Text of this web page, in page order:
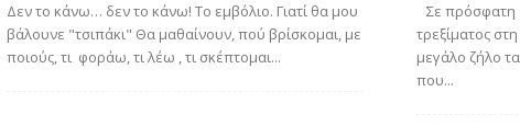
Δεν το κάνω… δεν το κάνω! Το εμβόλιο. Γιατί θα μου
βάλουνε "τσιπάκι" Θα μαθαίνουν, πού βρίσκομαι, με
ποιούς, τι φοράω, τι λέω , τι σκέπτομαι...
Σε πρόσφατη
τρεξίματος
μεγάλο ζήλο
που...